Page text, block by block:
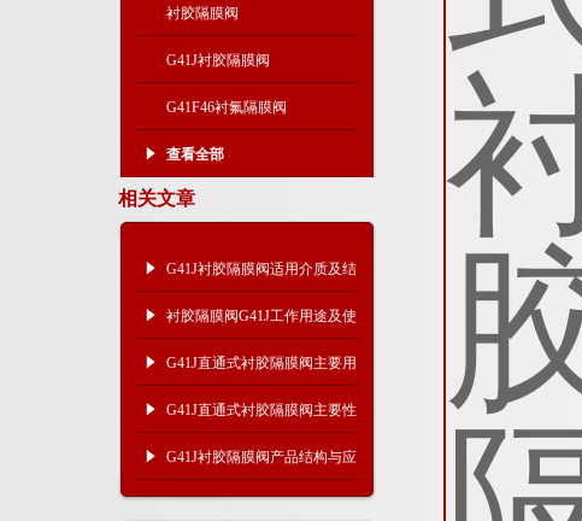
衬胶隔膜阀
G41J衬胶隔膜阀
G41F46衬氟隔膜阀
查看全部
相关文章
G41J衬胶隔膜阀适用介质及结
构尺寸
衬胶隔膜阀G41J工作用途及使
用范围
G41J直通式衬胶隔膜阀主要用
途及重量尺寸
G41J直通式衬胶隔膜阀主要性
能及使用范围
G41J衬胶隔膜阀产品结构与应
用